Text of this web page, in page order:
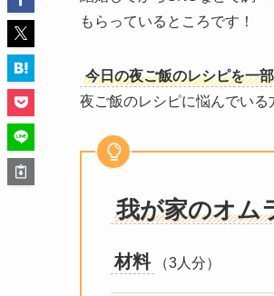
もらっているところです！
今日の夜ご飯のレシピを一
夜ご飯のレシピに悩んでい
我が家のオム
材料 （3人分）